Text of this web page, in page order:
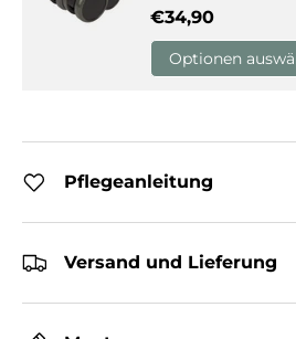
Normaler Preis
€34,90
Optionen
Pflegeanleitung
Versand und Lieferung